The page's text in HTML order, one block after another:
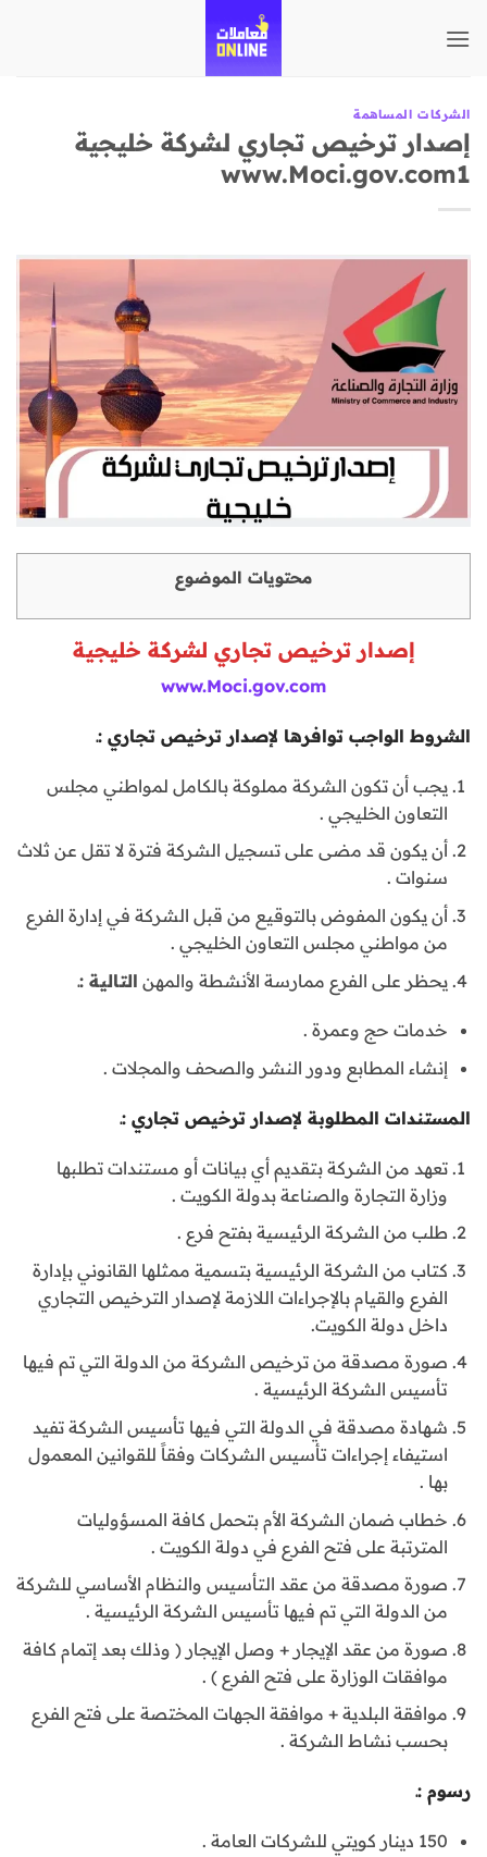
للمحتوى
الشركات المساهمة
إصدار ترخيص تجاري لشركة خليجية
www.Moci.gov.com1
محتويات الموضوع
إصدار ترخيص تجاري لشركة خليجية
www.Moci.gov.com
الشروط الواجب توافرها لإصدار ترخيص تجاري :ـ
يجب أن تكون الشركة مملوكة بالكامل لمواطني مجلس
التعاون الخليجي .
أن يكون قد مضى على تسجيل الشركة فترة لا تقل عن ثلاث
سنوات .
أن يكون المفوض بالتوقيع من قبل الشركة في إدارة الفرع
من مواطني مجلس التعاون الخليجي .
يحظر على الفرع ممارسة الأنشطة والمهن التالية :ـ
خدمات حج وعمرة .
إنشاء المطابع ودور النشر والصحف والمجلات .
المستندات المطلوبة لإصدار ترخيص تجاري :ـ
تعهد من الشركة بتقديم أي بيانات أو مستندات تطلبها
وزارة التجارة والصناعة بدولة الكويت .
طلب من الشركة الرئيسية بفتح فرع .
كتاب من الشركة الرئيسية بتسمية ممثلها القانوني بإدارة
الفرع والقيام بالإجراءات اللازمة لإصدار الترخيص التجاري
داخل دولة الكويت.
صورة مصدقة من ترخيص الشركة من الدولة التي تم فيها
تأسيس الشركة الرئيسية .
شهادة مصدقة في الدولة التي فيها تأسيس الشركة تفيد
استيفاء إجراءات تأسيس الشركات وفقاً للقوانين المعمول
بها .
خطاب ضمان الشركة الأم بتحمل كافة المسؤوليات
المترتبة على فتح الفرع في دولة الكويت .
صورة مصدقة من عقد التأسيس والنظام الأساسي للشركة
من الدولة التي تم فيها تأسيس الشركة الرئيسية .
صورة من عقد الإيجار + وصل الإيجار ( وذلك بعد إتمام كافة
موافقات الوزارة على فتح الفرع ) .
موافقة البلدية + موافقة الجهات المختصة على فتح الفرع
بحسب نشاط الشركة .
رسوم :ـ
150 دينار كويتي للشركات العامة .